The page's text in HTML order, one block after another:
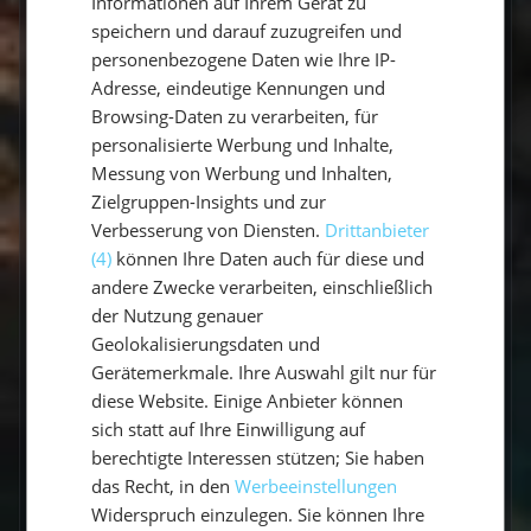
Wie viele Seemeilen segelt man in
einer Woche?
Welche Sprache wird an Bord
gesprochen?
Wer ist mein Skipper / meine
Skipperin?
Welcher Service wird inklusive
angeboten?
Wo übernachtet eigentlich der
Skipper?
Ist die Yacht mit ausreichendem
Sicherheitsequipment ausgestattet?
Verfügt der Skipper über
speichern und darauf zuzugreifen und
personenbezogene Daten wie Ihre IP-
Adresse, eindeutige Kennungen und
Browsing-Daten zu verarbeiten, für
personalisierte Werbung und Inhalte,
Messung von Werbung und Inhalten,
Zielgruppen-Insights und zur
Verbesserung von Diensten. Drittanbieter
(4) können Ihre Daten auch für diese und
andere Zwecke verarbeiten, einschließlich
der Nutzung genauer
Geolokalisierungsdaten und
Gerätemerkmale. Ihre Auswahl gilt nur für
diese Website. Einige Anbieter können
sich statt auf Ihre Einwilligung auf
berechtigte Interessen stützen; Sie haben
das Recht, in denWerbeeinstellungen
Widerspruch einzulegen. Sie können Ihre